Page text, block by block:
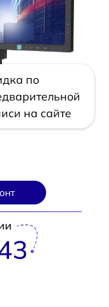
по
на сайте